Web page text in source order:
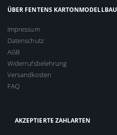
ÜBER FENTENS KARTONMODELLBAU
Impressum
Datenschutz
AGB
Widerrufsbelehrung
Versandkosten
FAQ
AKZEPTIERTE ZAHLARTEN